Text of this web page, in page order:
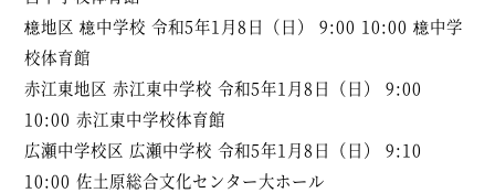
檍地区 檍中学校 令和5年1月8日（日） 9:00 10:00 檍中学
校体育館
赤江東地区 赤江東中学校 令和5年1月8日（日） 9:00
10:00 赤江東中学校体育館
広瀬中学校区 広瀬中学校 令和5年1月8日（日） 9:10
10:00 佐土原総合文化センター大ホール